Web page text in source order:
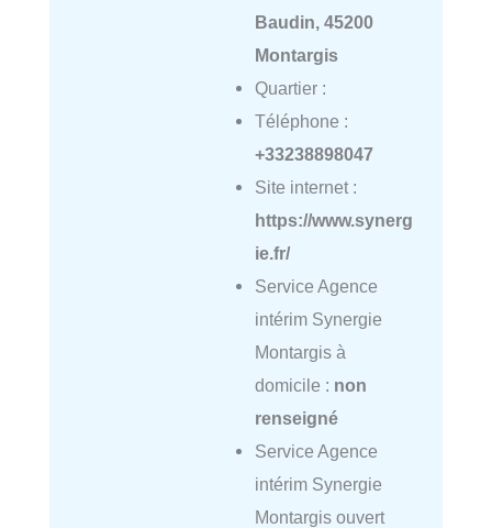
Baudin, 45200
Montargis
Quartier :
Téléphone :
+33238898047
Site internet :
https://www.synerg
ie.fr/
Service Agence
intérim Synergie
Montargis à
domicile : non
renseigné
Service Agence
intérim Synergie
Montargis ouvert